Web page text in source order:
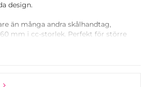
design.
än många andra skålhandtag,
mm i cc-storlek. Perfekt för större